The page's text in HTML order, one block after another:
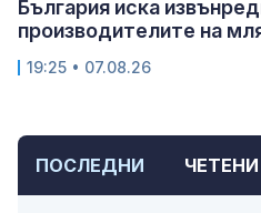
ПОСЛЕДНИ ЧЕТЕНИ
България иска
производителите на
19:25 • 07.08.26